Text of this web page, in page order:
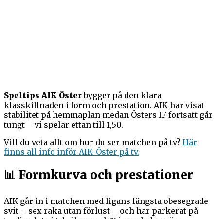
Speltips AIK Österbygger på den klara
klasskillnaden i form och prestation. AIK har visat
stabilitet på hemmaplan medan Östers IF fortsatt går
tungt – vi spelar ettan till 1,50.
Vill du veta allt om hur du ser matchen på tv? Här
finns all info inför AIK-Öster på tv.
📊 Formkurva och prestationer
AIK går in i matchen med ligans längsta obesegrade
svit – sex raka utan förlust – och har parkerat på